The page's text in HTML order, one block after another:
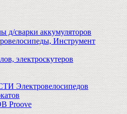
д/сварки аккумуляторов
Инструмент
электроскутеров
Электровелосипедов